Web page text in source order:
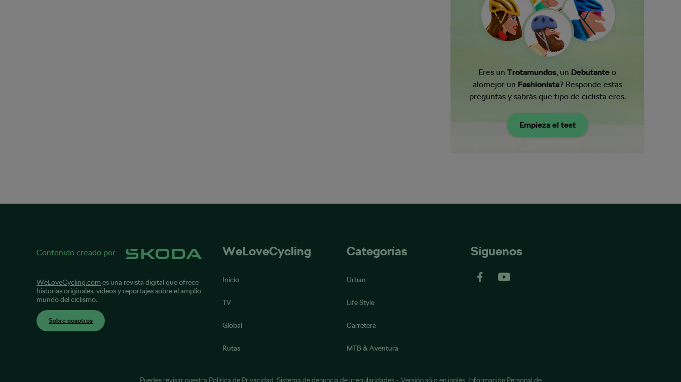
Eres un Trotamundos, un Debutante o
alomejor un Fashionista? Responde estas
preguntas y sabrás que tipo de ciclista eres.
Empieza el test
Contenido creado por
WeLoveCycling.com es una revista digital que ofrece
historias originales, vídeos y reportajes sobre el amplio
mundo del ciclismo.
Sobre nosotros
WeLoveCycling
Inicio
TV
Global
Rutas
Categorías
Urban
Life Style
Carretera
MTB & Aventura
Síguenos
Puedes revisar nuestra Politica de Privacidad Sistema de denuncia de irregularidades– Versión sólo en inglés, Información Personal de